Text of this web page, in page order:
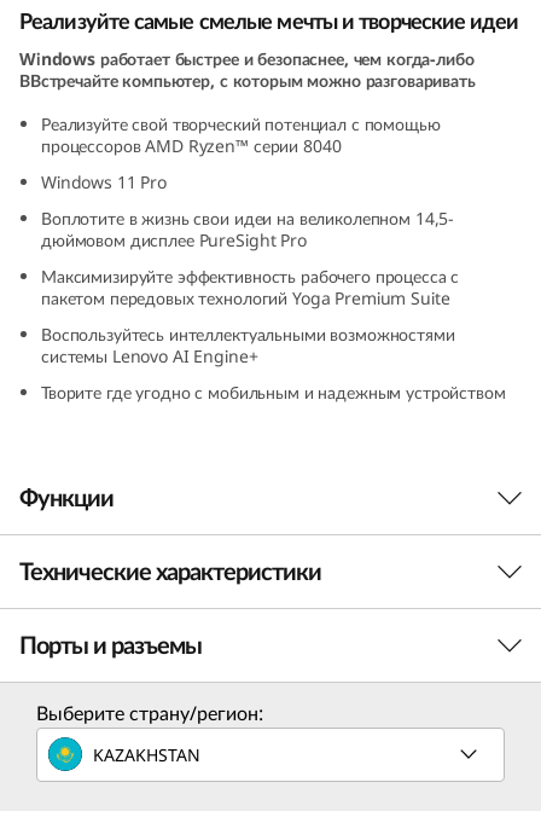
Реализуйте самые смелые мечты и творческие идеи
Windows работает быстрее и безопаснее, чем когда-либо
ВВстречайте компьютер, с которым можно разговаривать
Реализуйте свой творческий потенциал с помощью
процессоров AMD Ryzen™ серии 8040
Windows 11 Pro
Воплотите в жизнь свои идеи на великолепном 14,5-
дюймовом дисплее PureSight Pro
Максимизируйте эффективность рабочего процесса с
пакетом передовых технологий Yoga Premium Suite
Воспользуйтесь интеллектуальными возможностями
системы Lenovo AI Engine+
Творите где угодно с мобильным и надежным устройством
Функции
С великой силой приходят великие
возможности
Технические характеристики
ПРОИЗВОДИТЕЛЬНОСТЬ
Процессор
Процессор AMD Ryzen™ 7 8845HS
Порты и разъемы
Выберите страну/регион:
KAZAKHSTAN